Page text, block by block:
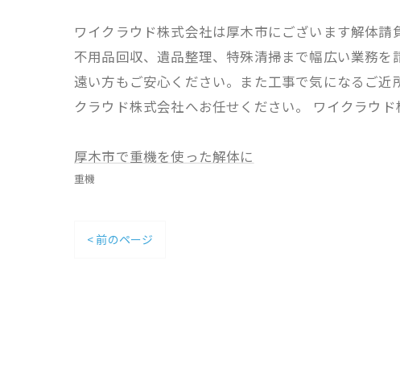
ワイクラウド株式会社は厚木市にございます解体
不用品回収、遺品整理、特殊清掃まで幅広い業務
遠い方もご安心ください。また工事で気になるご
クラウド株式会社へお任せください。 ワイクラウ
厚木市で重機を使った解体に
重機
< 前のページ